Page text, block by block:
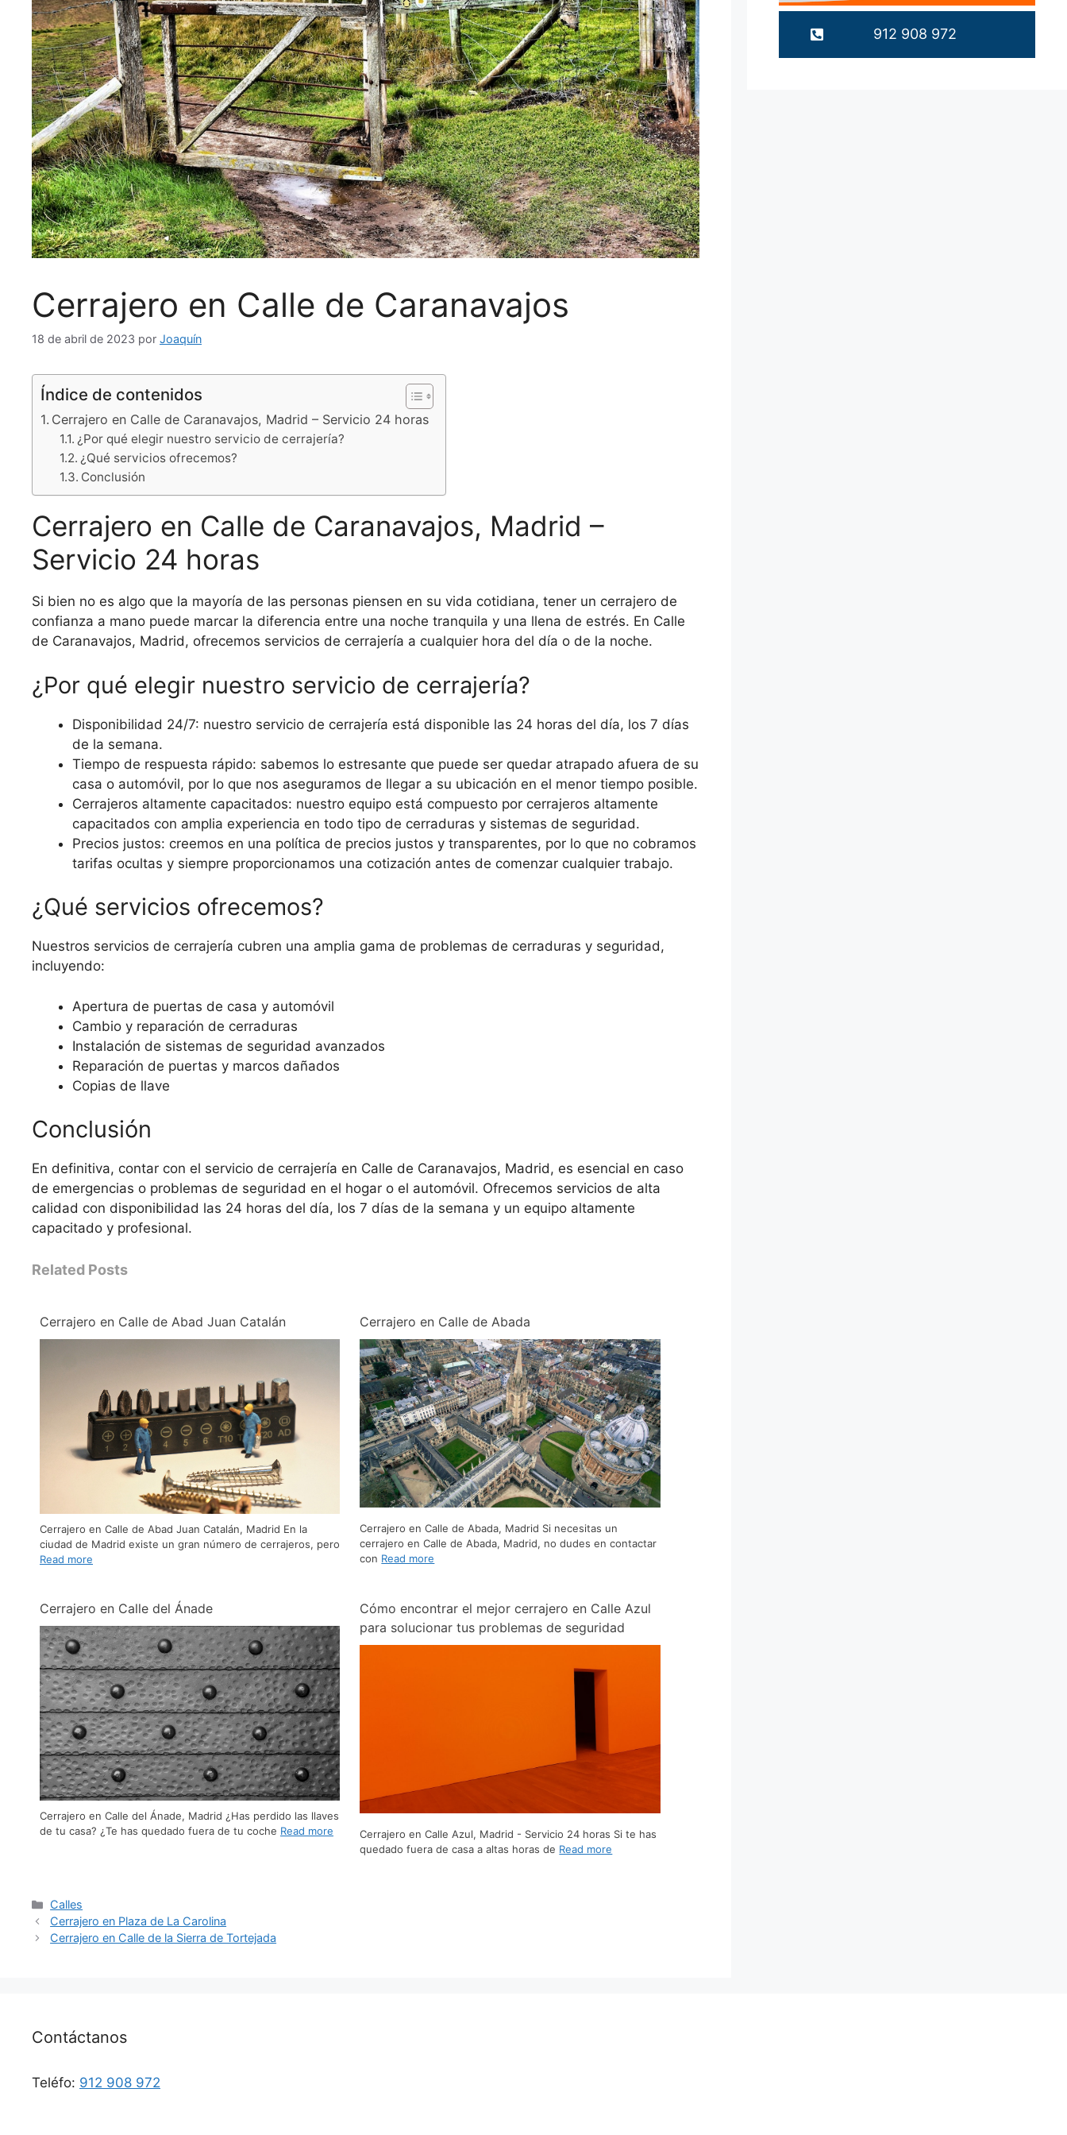
Cerrajero en Calle de Caranavajos
18 de abril de 2023 por Joaquín
Índice de contenidos
Cerrajero en Calle de Caranavajos, Madrid – Servicio 24 horas
¿Por qué elegir nuestro servicio de cerrajería?
¿Qué servicios ofrecemos?
Conclusión
Cerrajero en Calle de Caranavajos, Madrid –
Servicio 24 horas
Si bien no es algo que la mayoría de las personas piensen en su vida cotidiana, tener un cerrajero de
confianza a mano puede marcar la diferencia entre una noche tranquila y una llena de estrés. En Calle
de Caranavajos, Madrid, ofrecemos servicios de cerrajería a cualquier hora del día o de la noche.
¿Por qué elegir nuestro servicio de cerrajería?
Disponibilidad 24/7: nuestro servicio de cerrajería está disponible las 24 horas del día, los 7 días
de la semana.
Tiempo de respuesta rápido: sabemos lo estresante que puede ser quedar atrapado afuera de su
casa o automóvil, por lo que nos aseguramos de llegar a su ubicación en el menor tiempo posible.
Cerrajeros altamente capacitados: nuestro equipo está compuesto por cerrajeros altamente
capacitados con amplia experiencia en todo tipo de cerraduras y sistemas de seguridad.
Precios justos: creemos en una política de precios justos y transparentes, por lo que no cobramos
tarifas ocultas y siempre proporcionamos una cotización antes de comenzar cualquier trabajo.
¿Qué servicios ofrecemos?
Nuestros servicios de cerrajería cubren una amplia gama de problemas de cerraduras y seguridad,
incluyendo:
Apertura de puertas de casa y automóvil
Cambio y reparación de cerraduras
Instalación de sistemas de seguridad avanzados
Reparación de puertas y marcos dañados
Copias de llave
Conclusión
En definitiva, contar con el servicio de cerrajería en Calle de Caranavajos, Madrid, es esencial en caso
de emergencias o problemas de seguridad en el hogar o el automóvil. Ofrecemos servicios de alta
calidad con disponibilidad las 24 horas del día, los 7 días de la semana y un equipo altamente
capacitado y profesional.
Related Posts
Cerrajero en Calle de Abad Juan Catalán
Cerrajero en Calle de Abad Juan Catalán, Madrid En la
ciudad de Madrid existe un gran número de cerrajeros, pero
Read more
Cerrajero en Calle de Abada
Cerrajero en Calle de Abada, Madrid Si necesitas un
cerrajero en Calle de Abada, Madrid, no dudes en contactar
con Read more
Cerrajero en Calle del Ánade
Cerrajero en Calle del Ánade, Madrid ¿Has perdido las llaves
de tu casa? ¿Te has quedado fuera de tu coche Read more
Cómo encontrar el mejor cerrajero en Calle Azul
para solucionar tus problemas de seguridad
Cerrajero en Calle Azul, Madrid - Servicio 24 horas Si te has
quedado fuera de casa a altas horas de Read more
Calles
Cerrajero en Plaza de La Carolina
Cerrajero en Calle de la Sierra de Tortejada
912 908 972
Contáctanos
Teléfo: 912 908 972